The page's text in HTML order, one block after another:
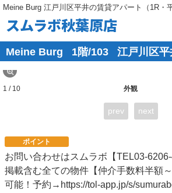
Meine Burg 江戸川区平井の賃貸アパート（1R・
スムラボ秋葉原店
Meine Burg 1階/103 江戸川区平
外観
1 / 10
prev next
ポイント
お問い合わせはスムラボ【TEL03-
掲載含む全ての物件【仲介手数料半額
可能！予約→https://tol-app.jp/s/